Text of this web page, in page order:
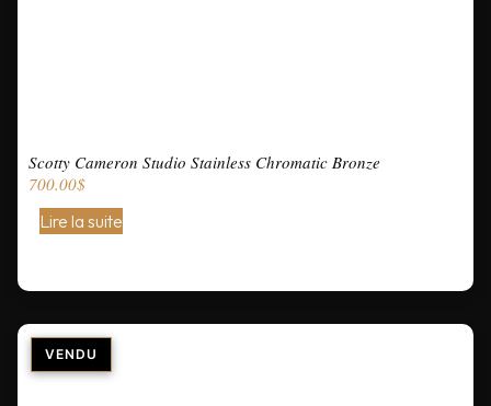
Scotty Cameron Studio Stainless Chromatic Bronze
700.00$
Lire la suite